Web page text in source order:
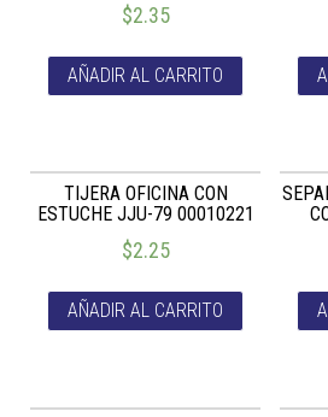
$2.35
AÑADIR AL CARRITO
TIJERA OFICINA CON
ESTUCHE JJU-79 00010221
$2.25
AÑADIR AL CARRITO